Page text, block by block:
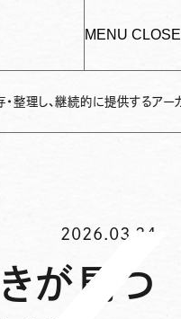
MENU CLOSE
的に提供するアーカイブサイトで
2026.03.24
が見つ